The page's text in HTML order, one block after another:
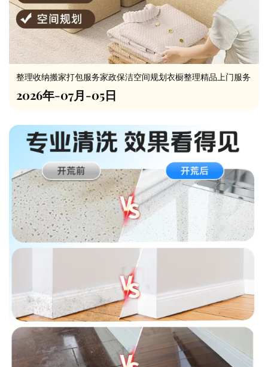
整理收纳搬家打包服务家政保洁空间规划衣橱整理精品上门服务
2026年-07月-05日